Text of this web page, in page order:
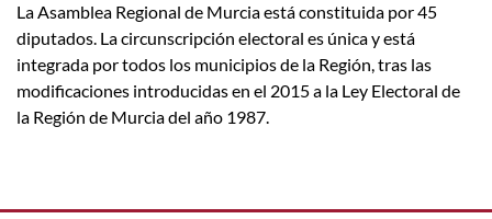
La Asamblea Regional de Murcia está constituida por 45
diputados. La circunscripción electoral es única y está
integrada por todos los municipios de la Región, tras las
modificaciones introducidas en el 2015 a la Ley Electoral de
la Región de Murcia del año 1987.